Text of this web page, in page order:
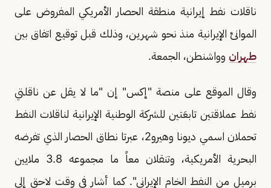
ناقلات نفط إيرانية منطقة الحصار الأمريكي المفروض على
الموانئ الإيرانية منذ نحو شهرين، وذلك قبل توقيع اتفاق بين
طهران وواشنطن، الجمعة.
وقال الموقع على منصة "إكس" إن "ما لا يقل عن ناقلتي
نفط عملاقتين تابعَتين للشركة الوطنية الإيرانية لناقلات النفط
تحملان اسمي ديونا وهيرو2، عبرتا نطاق الحصار الذي تفرضه
البحرية الأمريكية، وتنقلان معاً ما مجموعه 3.8 ملايين
برميل من النفط الخام الإيراني". كما أشار في وقت لاحق إلى